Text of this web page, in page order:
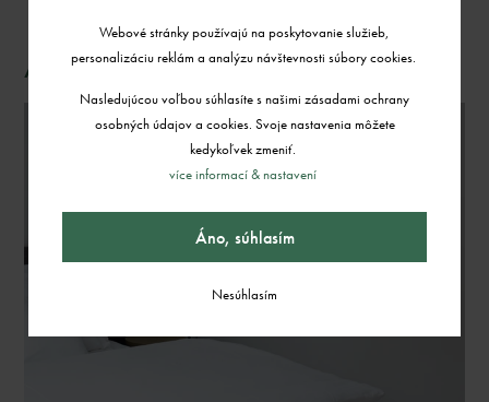
Apartmány De Luxe
Webové stránky používajú na poskytovanie služieb,
personalizáciu reklám a analýzu návštevnosti súbory cookies.
Nasledujúcou voľbou súhlasíte s našimi zásadami ochrany
osobných údajov a cookies. Svoje nastavenia môžete
kedykoľvek zmeniť.
více informací & nastavení
Áno, súhlasím
Nesúhlasím